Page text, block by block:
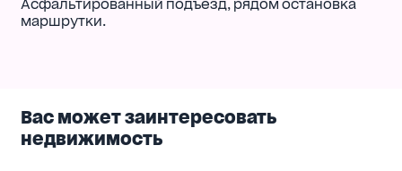
Асфальтированный подъезд, рядом остановка
маршрутки.
Вас может заинтересовать
недвижимость